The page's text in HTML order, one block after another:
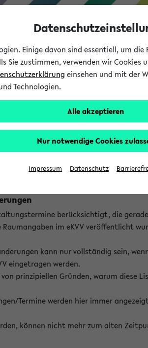
berücksichtigt, die
Raumangaben im eKVV veröffentlicht
kann nur vollständig sein,
eingetragen werden.
prinzipiellen Gründen, warum diese
Termine werden hier immer
können nicht mehr zum alten
Einige davon sind essentiell, um
Sie zustimmen, verwenden wir
einsehen und mit der
Technologien.
Alle akzeptieren
Nur notwendige Cookies
Impressum Datenschutz